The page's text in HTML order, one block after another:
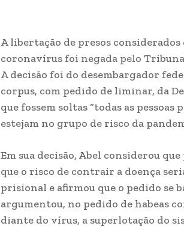
A libertação de presos
coronavírus foi negada pelo
A decisão foi do desembargador
corpus, com pedido de liminar, da
que fossem soltas “todas as pessoas
estejam no grupo de risco da
Em sua decisão, Abel considerou
que o risco de contrair a doença
prisional e afirmou que o pedido se
argumentou, no pedido de habeas
diante do vírus, a superlotação do